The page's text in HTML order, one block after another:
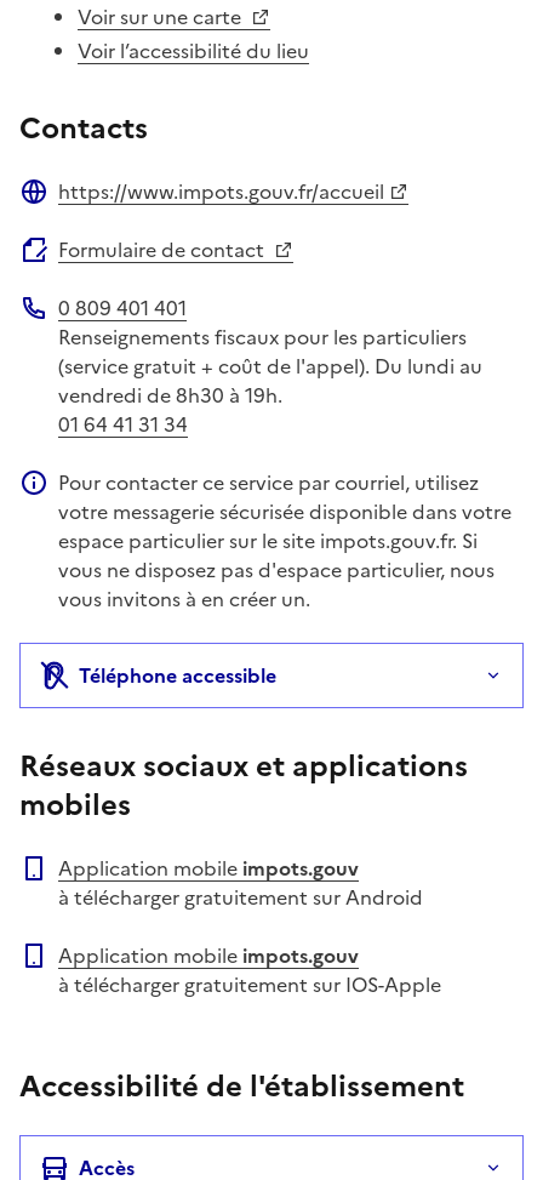
Voir sur une carte
Voir l’accessibilité du lieu
Contacts
https://www.impots.gouv.fr/accueil
Formulaire de contact
Téléphone
0 809 401 401
Renseignements fiscaux pour les particuliers
(service gratuit + coût de l'appel). Du lundi au
vendredi de 8h30 à 19h.
01 64 41 31 34
Information complémentaire
Pour contacter ce service par courriel, utilisez
votre messagerie sécurisée disponible dans votre
espace particulier sur le site impots.gouv.fr. Si
vous ne disposez pas d'espace particulier, nous
vous invitons à en créer un.
Téléphone accessible
Réseaux sociaux et applications
mobiles
Application mobile impots.gouv
à télécharger gratuitement sur Android
Application mobile impots.gouv
à télécharger gratuitement sur IOS-Apple
Accessibilité de l'établissement
Accès